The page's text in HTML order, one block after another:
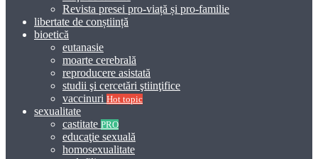
Revista presei pro-viață și pro-familie
libertate de conștiință
bioetică
eutanasie
moarte cerebrală
reproducere asistată
studii şi cercetări ştiinţifice
vaccinuri Hot topic
sexualitate
castitate PRO
educaţie sexuală
homosexualitate